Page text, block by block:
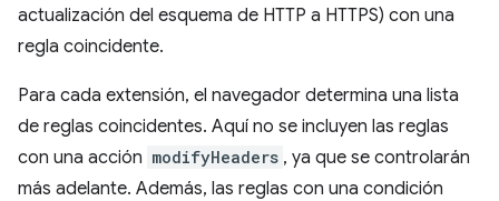
actualización del esquema de HTTP a HTTPS) con una
regla coincidente.
Para cada extensión, el navegador determina una lista
de reglas coincidentes. Aquí no se incluyen las reglas
con una acción modifyHeaders , ya que se controlarán
más adelante. Además, las reglas con una condición